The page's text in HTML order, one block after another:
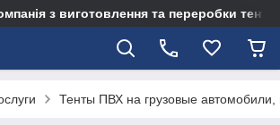
з виготовлення та переробки тентів
Тенты ПВХ на грузовые